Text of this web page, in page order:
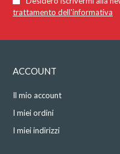
trattamento dell'informativa
ACCOUNT
Il mio account
I miei ordini
I miei indirizzi